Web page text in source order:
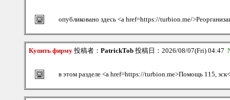
опубликовано здесь <a href=https://turbion.me/
Купить фирму 投稿者： PatrickTob 投稿日：2026/08/07(Fri) 04:47
в этом разделе <a href=https://turbion.me>Помощь 115,